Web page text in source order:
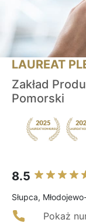
LAUREAT
Zakład
Pomorski
8.5
Słupca,
Pokaż